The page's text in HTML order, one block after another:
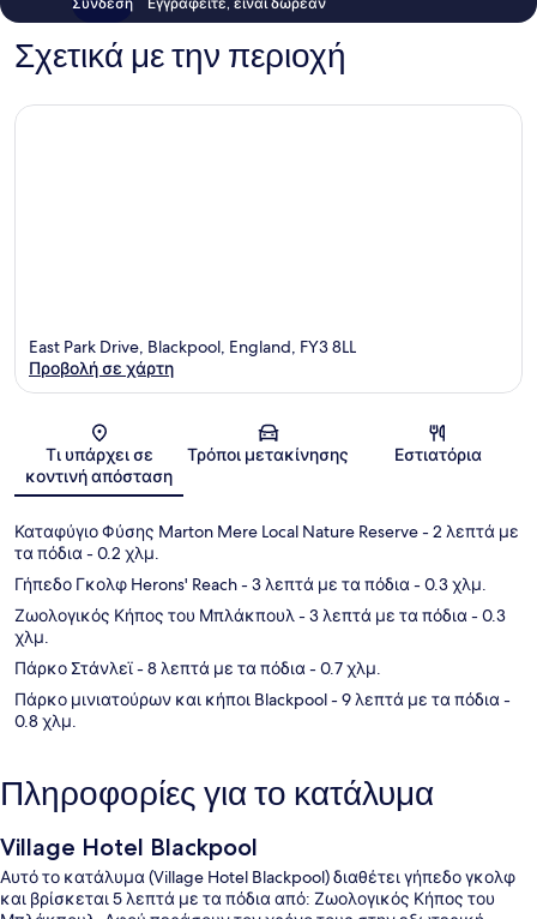
Σχετικά με την περιοχή
Χάρτης
East Park Drive, Blackpool, England, FY3 8LL
Προβολή σε χάρτη
Τι υπάρχει σε
κοντινή απόσταση
Τρόποι μετακίνησης Εστιατόρια
Καταφύγιο Φύσης Marton Mere Local Nature Reserve- 2 λεπτά με
τα πόδια- 0.2 χλμ.
Γήπεδο Γκολφ Herons' Reach- 3 λεπτά με τα πόδια- 0.3 χλμ.
Ζωολογικός Κήπος του Μπλάκπουλ- 3 λεπτά με τα πόδια- 0.3
χλμ.
Πάρκο Στάνλεϊ- 8 λεπτά με τα πόδια- 0.7 χλμ.
Πάρκο μινιατούρων και κήποι Blackpool- 9 λεπτά με τα πόδια-
0.8 χλμ.
Πληροφορίες για το κατάλυμα
Village Hotel Blackpool
Αυτό το κατάλυμα (Village Hotel Blackpool) διαθέτει γήπεδο γκολφ
και βρίσκεται 5 λεπτά με τα πόδια από: Ζωολογικός Κήπος του